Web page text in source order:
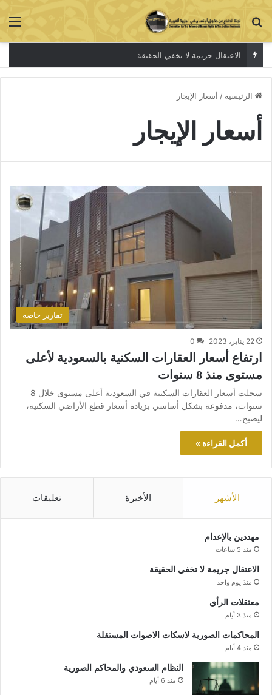
بحث عن
الاعتقال جريمة لا تخفي الحقيقة
الرئيسية / أسعار الإيجار
أسعار الإيجار
تقارير خاصة
22 يناير، 2023 0
ارتفاع أسعار العقارات السكنية بالسعودية لأعلى
مستوى منذ 8 سنوات
سجلت أسعار العقارات السكنية في السعودية أعلى مستوى خلال 8
سنوات، مدفوعة بشكل أساسي بزيادة أسعار قطع الأراضي السكنية،
ليصبح…
أكمل القراءة »
الأشهر الأخيرة تعليقات
مهددين بالإعدام
منذ 5 ساعات
الاعتقال جريمة لا تخفي الحقيقة
منذ يوم واحد
معتقلات الرأي
منذ 3 أيام
المحاكمات الصورية لاسكات الاصوات المستقلة
منذ 4 أيام
النظام السعودي والمحاكم الصورية
منذ 6 أيام